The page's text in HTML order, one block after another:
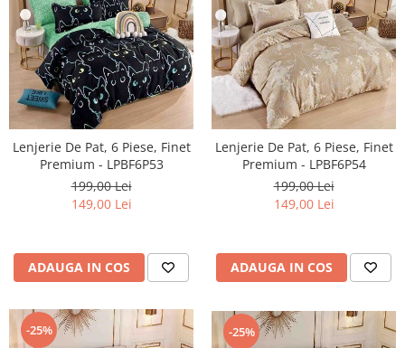
Lenjerie De Pat, 6 Piese, Finet
Premium - LPBF6P53
199,00 Lei
149,00 Lei
ADAUGA IN COS
Lenjerie De Pat, 6 Piese, Finet
Premium - LPBF6P54
199,00 Lei
149,00 Lei
ADAUGA IN COS
-25% -25%